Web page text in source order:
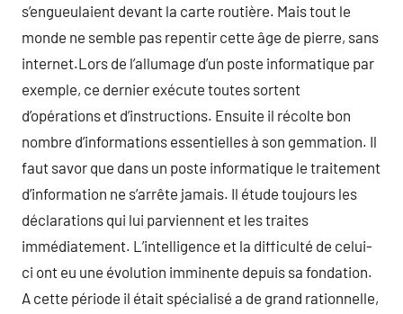
s’engueulaient devant la carte routière. Mais tout le
monde ne semble pas repentir cette âge de pierre, sans
internet.Lors de l’allumage d’un poste informatique par
exemple, ce dernier exécute toutes sortent
d’opérations et d’instructions. Ensuite il récolte bon
nombre d’informations essentielles à son gemmation. Il
faut savor que dans un poste informatique le traitement
d’information ne s’arrête jamais. Il étude toujours les
déclarations qui lui parviennent et les traites
immédiatement. L’intelligence et la difficulté de celui-
ci ont eu une évolution imminente depuis sa fondation.
A cette période il était spécialisé a de grand rationnelle,